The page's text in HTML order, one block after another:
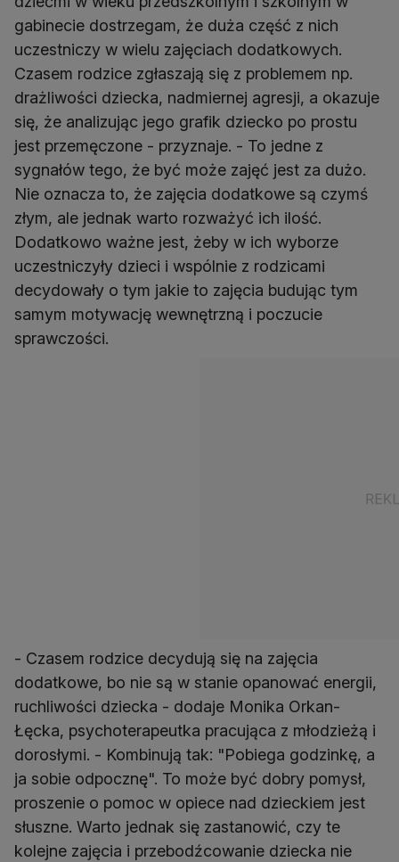
gabinecie dostrzegam, że duża część z nich
uczestniczy w wielu zajęciach dodatkowych.
Czasem rodzice zgłaszają się z problemem np.
drażliwości dziecka, nadmiernej agresji, a okazuje
się, że analizując jego grafik dziecko po prostu
jest przemęczone - przyznaje. - To jedne z
sygnałów tego, że być może zajęć jest za dużo.
Nie oznacza to, że zajęcia dodatkowe są czymś
złym, ale jednak warto rozważyć ich ilość.
Dodatkowo ważne jest, żeby w ich wyborze
uczestniczyły dzieci i wspólnie z rodzicami
decydowały o tym jakie to zajęcia budując tym
samym motywację wewnętrzną i poczucie
sprawczości.
- Czasem rodzice decydują się na zajęcia
dodatkowe, bo nie są w stanie opanować energii,
ruchliwości dziecka - dodaje Monika Orkan-
Łęcka, psychoterapeutka pracująca z młodzieżą i
dorosłymi. - Kombinują tak: "Pobiega godzinkę, a
ja sobie odpocznę". To może być dobry pomysł,
proszenie o pomoc w opiece nad dzieckiem jest
słuszne. Warto jednak się zastanowić, czy te
kolejne zajęcia i przebodźcowanie dziecka nie